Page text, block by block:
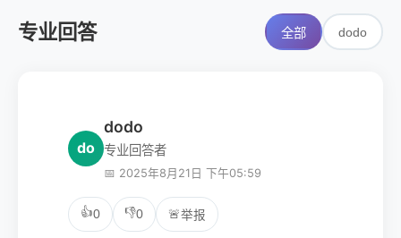
专业回答 全部 dodo
do
dodo
专业回答者
📅 2025年8月21日 下午05:59
👍0 👎0 🚨举报